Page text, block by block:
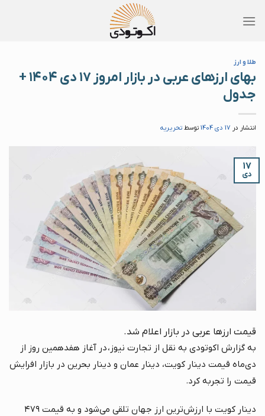
طلا و ارز
بهای ارزهای عربی در بازار امروز ۱۷ دی ۱۴۰۴ +
جدول
انتشار در 17 دی 1404 توسط تحریریه
۱۷
دی
قیمت ارزها عربی در بازار اعلام شد.
به گزارش اکوتودی به نقل از تجارت نیوز، در آغاز هفدهمین روز از
دی‌ماه قیمت دینار کویت، دینار عمان و دینار بحرین در بازار افرایش
قیمت را تجربه کرد.
دینار کویت با ارزش‌ترین ارز جهان تلقی می‌شود و به قیمت ۴۷۹